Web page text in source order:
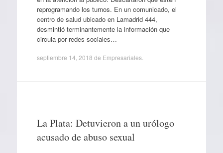
reprogramando los turnos. En un comunicado, el
centro de salud ubicado en Lamadrid 444,
desmintió terminantemente la información que
circula por redes sociales…
septiembre 14, 2018 de Empresariales.
La Plata: Detuvieron a un urólogo
acusado de abuso sexual